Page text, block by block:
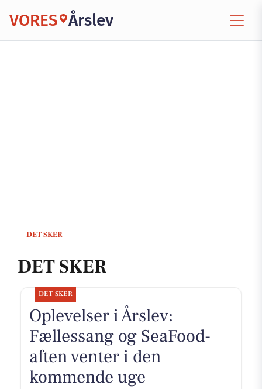
VORES Årslev
DET SKER
DET SKER
DET SKER
Oplevelser i Årslev:
Fællessang og SeaFood-
aften venter i den
kommende uge